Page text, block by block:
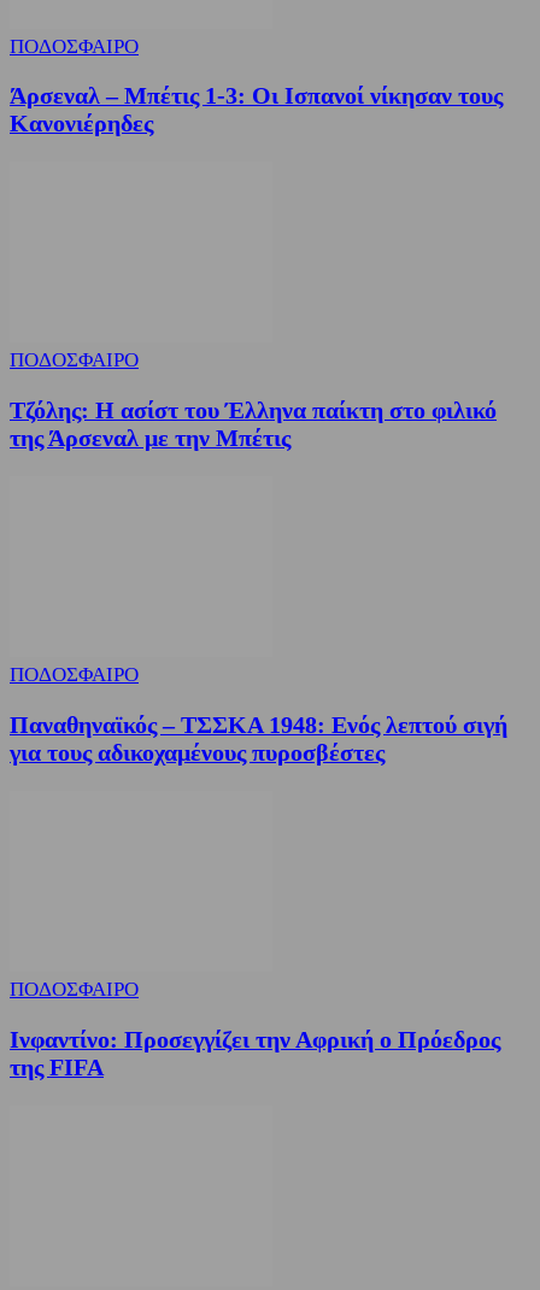
ΠΟΔΟΣΦΑΙΡΟ
Άρσεναλ – Μπέτις 1-3: Οι Ισπανοί νίκησαν τους
Κανονιέρηδες
ΠΟΔΟΣΦΑΙΡΟ
Τζόλης: Η ασίστ του Έλληνα παίκτη στο φιλικό
της Άρσεναλ με την Μπέτις
ΠΟΔΟΣΦΑΙΡΟ
Παναθηναϊκός – ΤΣΣΚΑ 1948: Ενός λεπτού σιγή
για τους αδικοχαμένους πυροσβέστες
ΠΟΔΟΣΦΑΙΡΟ
Ινφαντίνο: Προσεγγίζει την Αφρική ο Πρόεδρος
της FIFA